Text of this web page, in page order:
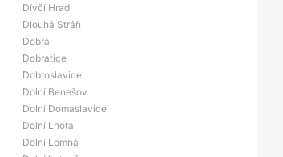
Dívčí Hrad
Dlouhá Stráň
Dobrá
Dobratice
Dobroslavice
Dolní Benešov
Dolní Domaslavice
Dolní Lhota
Dolní Lomná